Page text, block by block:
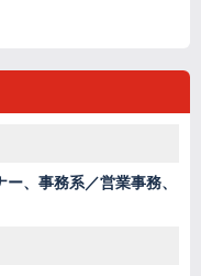
、事務系／営業事務、